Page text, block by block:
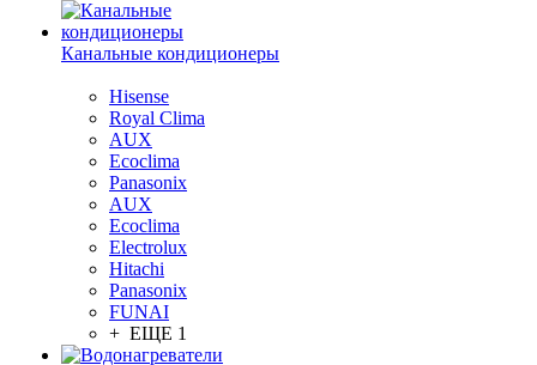
Канальные кондиционеры
Hisense
Royal Clima
AUX
Ecoclima
Panasonix
AUX
Ecoclima
Electrolux
Hitachi
Panasonix
FUNAI
+ ЕЩЕ 1